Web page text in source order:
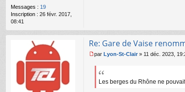
Messages : 19
Inscription : 26 févr. 2017,
08:41
l
Re: Gare de Vaise
e
a
par Lyon-St-Clair » 11 déc. 2023,
Les berges du Rhône ne